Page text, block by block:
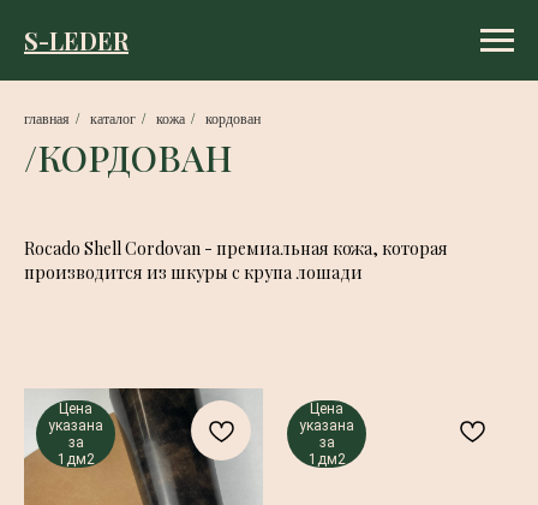
S-LEDER
главная / каталог / кожа / кордован
/КОРДОВАН
Rocado Shell Cordovan - премиальная кожа, которая
производится из шкуры с крупа лошади
Цена
указана
за
1дм2
Цена
указана
за
1дм2